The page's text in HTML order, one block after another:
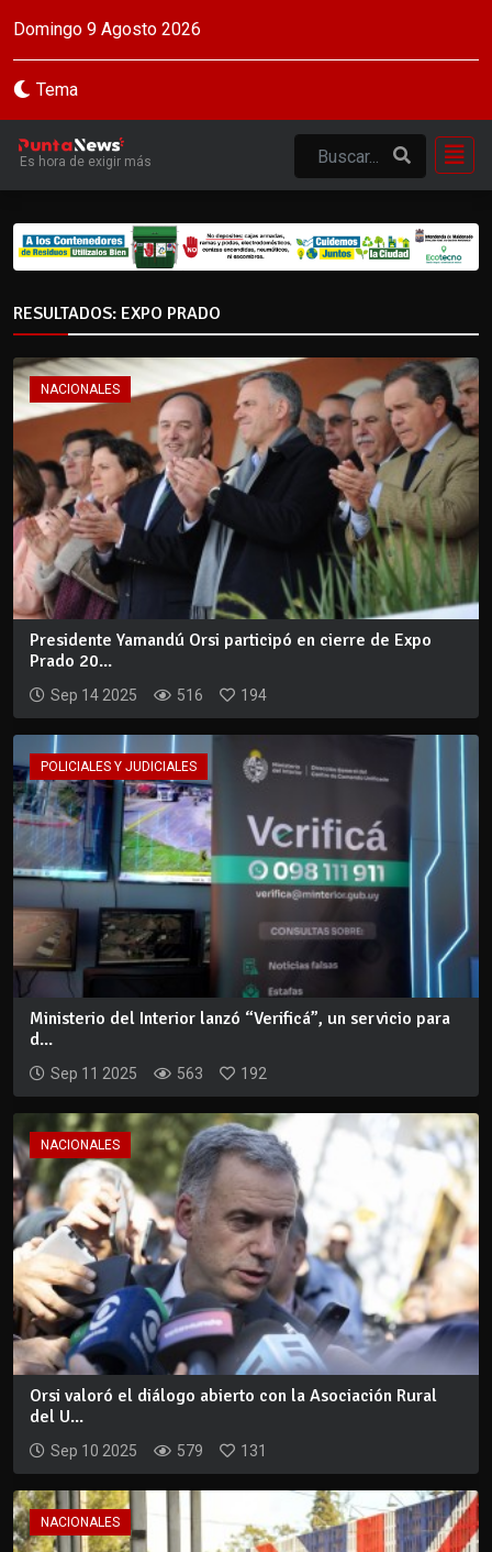
Domingo 9 Agosto 2026
Tema
Es hora de exigir más
RESULTADOS: EXPO PRADO
NACIONALES
Presidente Yamandú Orsi participó en cierre de Expo
Prado 20...
Sep 14 2025 516 194
POLICIALES Y JUDICIALES
Ministerio del Interior lanzó “Verificá”, un servicio para
d...
Sep 11 2025 563 192
NACIONALES
Orsi valoró el diálogo abierto con la Asociación Rural
del U...
Sep 10 2025 579 131
NACIONALES